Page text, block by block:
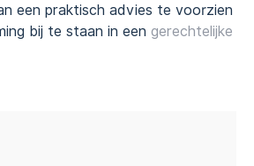
een praktisch advies te voorzien
bij te staan in een gerechtelijke